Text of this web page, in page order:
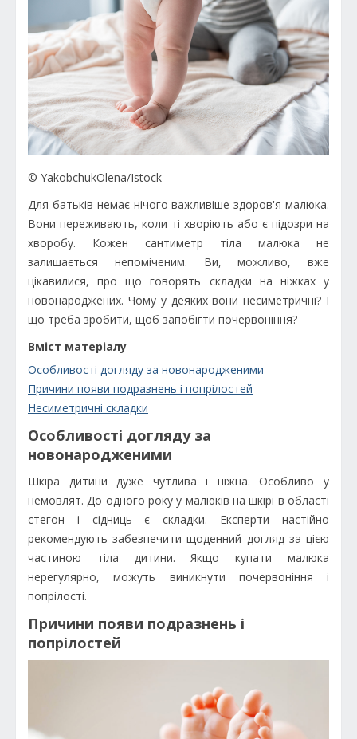
© YakobchukOlena/Istock
Для батьків немає нічого важливіше здоров'я малюка.
Вони переживають, коли ті хворіють або є підозри на
хворобу. Кожен сантиметр тіла малюка не
залишається непоміченим. Ви, можливо, вже
цікавилися, про що говорять складки на ніжках у
новонароджених. Чому у деяких вони несиметричні? І
що треба зробити, щоб запобігти почервоніння?
Вміст матеріалу
Особливості догляду за новонародженими
Причини появи подразнень і попрілостей
Несиметричні складки
Особливості догляду за
новонародженими
Шкіра дитини дуже чутлива і ніжна. Особливо у
немовлят. До одного року у малюків на шкірі в області
стегон і сідниць є складки. Експерти настійно
рекомендують забезпечити щоденний догляд за цією
частиною тіла дитини. Якщо купати малюка
нерегулярно, можуть виникнути почервоніння і
попрілості.
Причини появи подразнень і
попрілостей